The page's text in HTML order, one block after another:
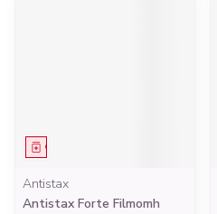
Geneesmiddel
Antistax
Antistax Forte Filmomh